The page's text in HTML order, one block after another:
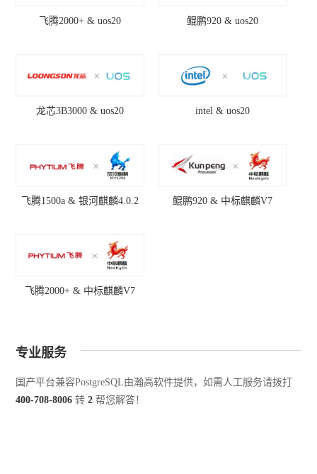
飞腾2000+ & uos20 鲲鹏920 & uos20
龙芯3B3000 & uos20 intel & uos20
飞腾1500a & 银河麒麟4.0.2 鲲鹏920 & 中标麒麟V7
飞腾2000+ & 中标麒麟V7
专业服务
国产平台兼容PostgreSQL由瀚高软件提供，如需人工服务请拨打
400-708-8006 转2 帮您解答！